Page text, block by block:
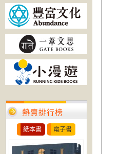
熱賣排行榜
紙本書 電子書